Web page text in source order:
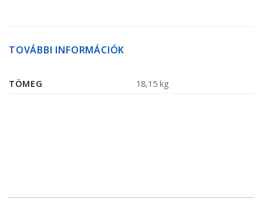
TOVÁBBI INFORMÁCIÓK
TÖMEG 18,15 kg